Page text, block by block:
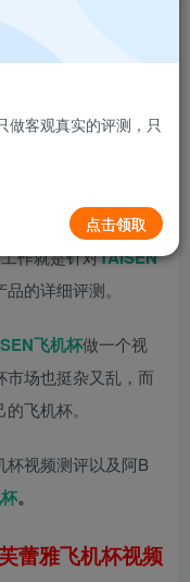
：TAISEN芙蕾
0 4987 14
弟们应该都知道了。
作就是针对TAISEN
的详细评测。
飞机杯做一个视
场也挺杂又乱，而
飞机杯。
杯视频测评以及阿B
。
蕾雅飞机杯视频
做客观真实的评测，只
点击领取